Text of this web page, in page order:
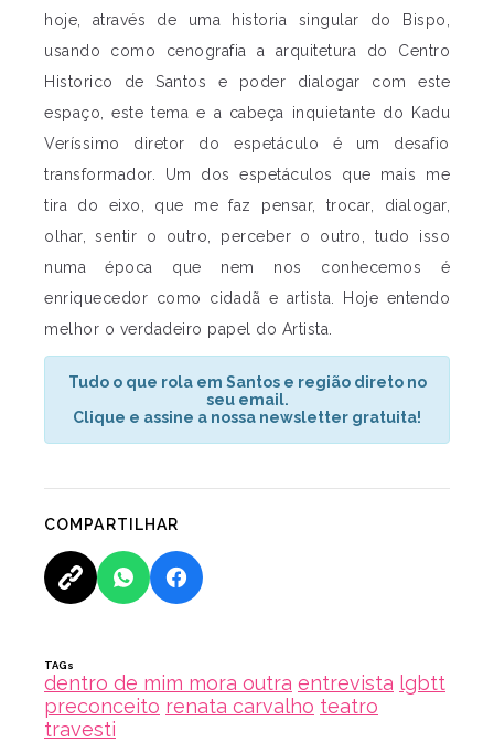
hoje, através de uma historia singular do Bispo,
usando como cenografia a arquitetura do Centro
Historico de Santos e poder dialogar com este
espaço, este tema e a cabeça inquietante do Kadu
Veríssimo diretor do espetáculo é um desafio
transformador. Um dos espetáculos que mais me
tira do eixo, que me faz pensar, trocar, dialogar,
olhar, sentir o outro, perceber o outro, tudo isso
numa época que nem nos conhecemos é
enriquecedor como cidadã e artista. Hoje entendo
melhor o verdadeiro papel do Artista.
Tudo o que rola em Santos e região direto no
seu email.
Clique e assine a nossa newsletter gratuita!
COMPARTILHAR
TAGs
dentro de mim mora outra entrevista lgbtt
preconceito renata carvalho teatro
travesti